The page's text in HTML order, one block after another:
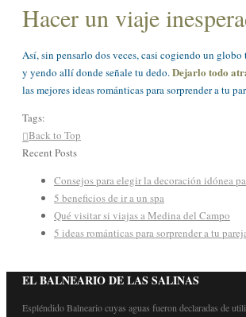
Hacer un viaje
Así, sin pensarlo dos veces, casi cogiendo un
y yendo allí donde señale tu dedo.Dejarlo todo
las mejores ideas románticas para sorprender a tu
Tags:
Back to Top
Recent Posts
Consejos para elegir la decoración idónea
5 beneficios de ir a un spa
Qué visitar si viajas a Medina del Campo
5 ideas románticas para sorprender a tu
EL BALNEARIO DE LAS SALINAS
Espléndido Balneario cuyas aguas fueron declaradas de